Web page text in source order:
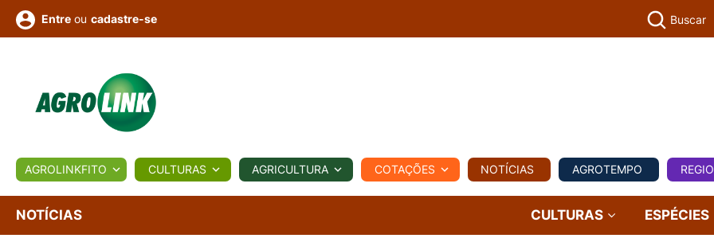
BIOLÓGICOS COTAÇÕES NOTÍCIAS AGROTEMPO REGIONAL COMERCIAL AGROVIAGENS
Entre ou cadastre-se Buscar
AGROLINKFITO CULTURAS AGRICULTURA COTAÇÕES NOTÍCIAS AGROTEMPO
NOTÍCIAS CULTURAS ESPÉCIES